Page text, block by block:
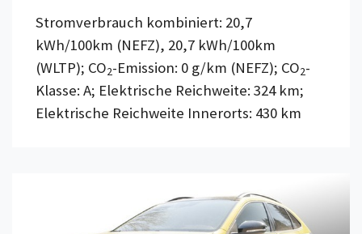
Stromverbrauch kombiniert: 20,7
kWh/100km (NEFZ), 20,7 kWh/100km
(WLTP); CO2-Emission: 0 g/km (NEFZ); CO2-
Klasse: A; Elektrische Reichweite: 324 km;
Elektrische Reichweite Innerorts: 430 km